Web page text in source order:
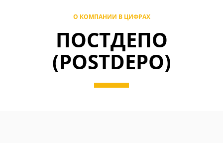
О КОМПАНИИ В ЦИФРАХ
ПОСТДЕПО
(POSTDEPO)